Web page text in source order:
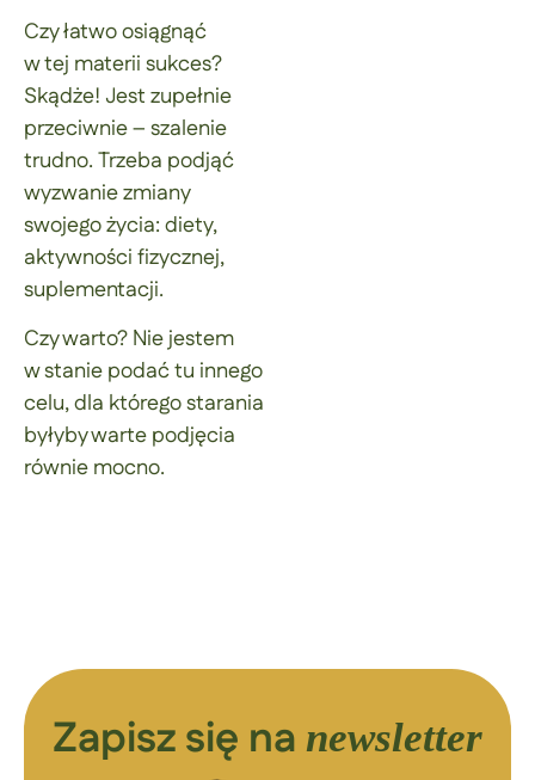
Czy łatwo osiągnąć
w tej materii sukces?
Skądże! Jest zupełnie
przeciwnie – szalenie
trudno. Trzeba podjąć
wyzwanie zmiany
swojego życia: diety,
aktywności fizycznej,
suplementacji.
Czy warto? Nie jestem
w stanie podać tu innego
celu, dla którego starania
byłyby warte podjęcia
równie mocno.
Zapisz się na newsletter